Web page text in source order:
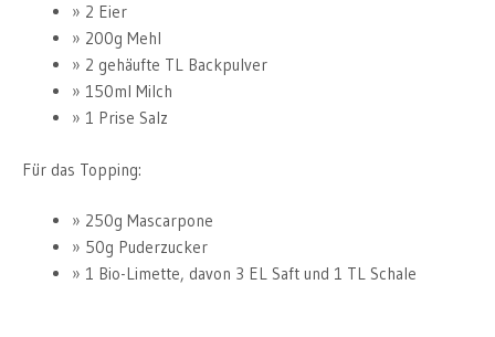
2 Eier
200g Mehl
2 gehäufte TL Backpulver
150ml Milch
1 Prise Salz
Für das Topping:
250g Mascarpone
50g Puderzucker
1 Bio-Limette, davon 3 EL Saft und 1 TL Schale